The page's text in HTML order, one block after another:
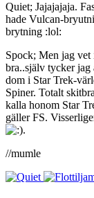
Quiet; Jajajajaja.
hade Vulcan-
brytning :lol:
Spock; Men jag vet
bra..själv tycker jag
dom i Star Trek-
Spiner. Totalt
kalla honom Star
gäller FS.
.
//mumle